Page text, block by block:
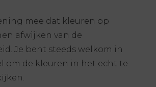
mee dat kleuren op
afwijken van de
Je bent steeds welkom in
om de kleuren in het echt te